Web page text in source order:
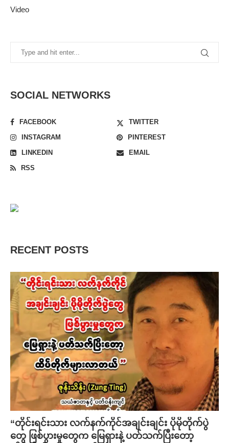
Video
SOCIAL NETWORKS
FACEBOOK
TWITTER
INSTAGRAM
PINTEREST
LINKEDIN
EMAIL
RSS
RECENT POSTS
“တိုင်းရင်းသား လက်နက်ကိုင်အချင်းချင်း ပိုမိုတိုက်ပွဲ
တွေ ဖြစ်ပွားမှုတွေက မြေရှားနဲ့ ပတ်သက်ပြီးတော့